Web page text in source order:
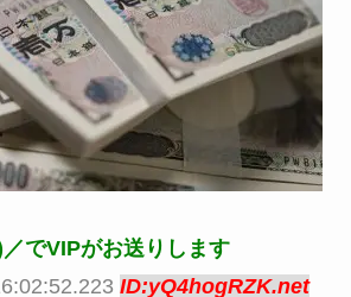
でVIPがお送りします
ID:yQ4hogRZK.net